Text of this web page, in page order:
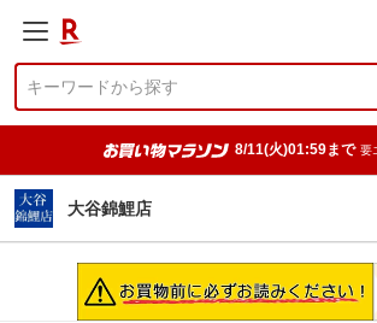
8/11(火)01:59まで 要
大谷錦鯉店